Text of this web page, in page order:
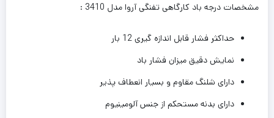
مشخصات درجه باد کارگاهی تفنگی آروا مدل 3410 :
حداکثر فشار قابل اندازه گیری 12 بار
نمایش دقیق میزان فشار باد
دارای شلنگ مقاوم و بسیار انعطاف پذیر
دارای بدنه مستحکم از جنس آلومینیوم